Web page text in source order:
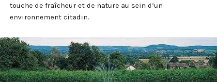
touche de fraîcheur et de nature au sein d’un
environnement citadin.